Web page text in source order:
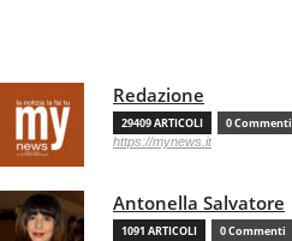
Redazione
29409 ARTICOLI 0 Commenti
https://mynews.it
Antonella Salvatore
1091 ARTICOLI 0 Commenti